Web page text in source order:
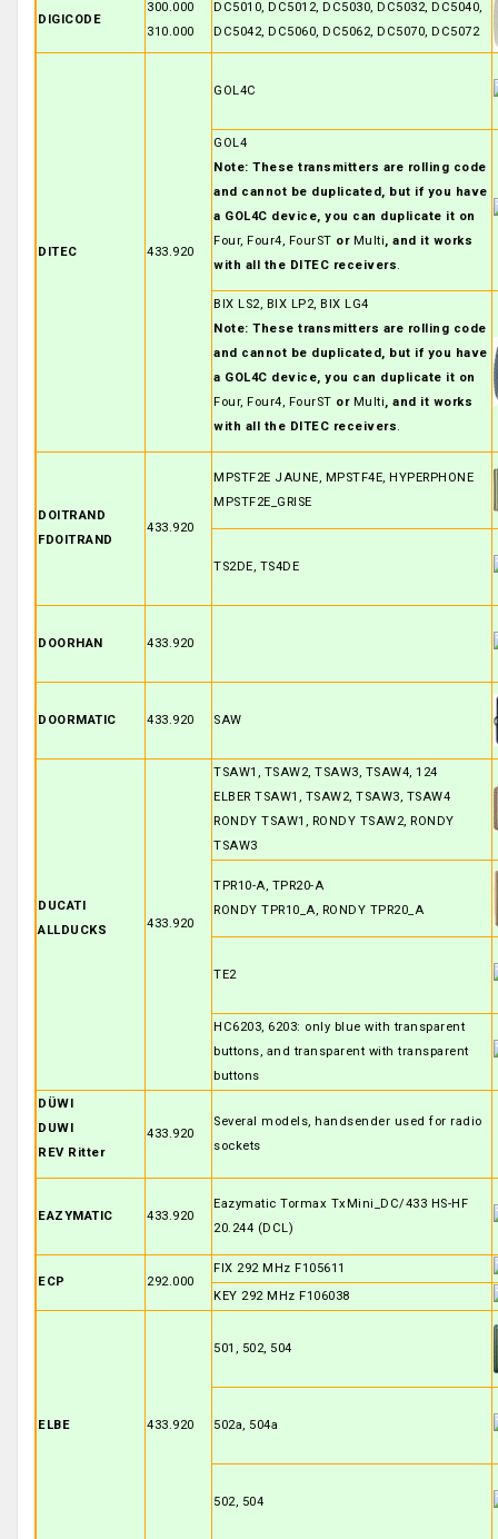
DIGICODE
300.000
310.000
DC5010, DC5012, DC5030, DC5032, DC5040,
DC5042, DC5060, DC5062, DC5070, DC5072
DITEC 433.920
GOL4C
GOL4
Note: These transmitters are rolling code
and cannot be duplicated, but if you have
a GOL4C device, you can duplicate it on
Four, Four4, FourST or Multi, and it works
with all the DITEC receivers.
BIX LS2, BIX LP2, BIX LG4
Note: These transmitters are rolling code
and cannot be duplicated, but if you have
a GOL4C device, you can duplicate it on
Four, Four4, FourST or Multi, and it works
with all the DITEC receivers.
DOITRAND
FDOITRAND
433.920
MPSTF2E JAUNE, MPSTF4E, HYPERPHONE
MPSTF2E_GRISE
TS2DE, TS4DE
DOORHAN 433.920
DOORMATIC 433.920 SAW
DUCATI
ALLDUCKS
433.920
TSAW1, TSAW2, TSAW3, TSAW4, 124
ELBER TSAW1, TSAW2, TSAW3, TSAW4
RONDY TSAW1, RONDY TSAW2, RONDY
TSAW3
TPR10-A, TPR20-A
RONDY TPR10_A, RONDY TPR20_A
TE2
HC6203, 6203: only blue with transparent
buttons, and transparent with transparent
buttons
DÜWI
DUWI
REV Ritter
433.920
Several models, handsender used for radio
sockets
EAZYMATIC 433.920
Eazymatic Tormax TxMini_DC/433 HS-HF
20.244 (DCL)
ECP 292.000
FIX 292 MHz F105611
KEY 292 MHz F106038
ELBE 433.920
501, 502, 504
502a, 504a
502, 504